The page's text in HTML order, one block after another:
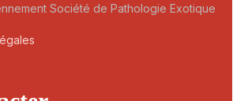
Société de Pathologie Exotique